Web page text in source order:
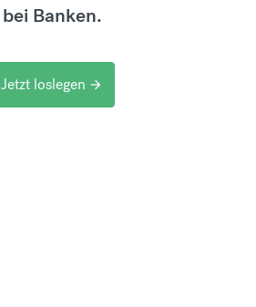
bei Banken.
Jetzt loslegen arrow_forward